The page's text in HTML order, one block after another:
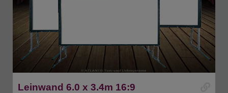
Leinwand 6.0 x 3.4m 16:9